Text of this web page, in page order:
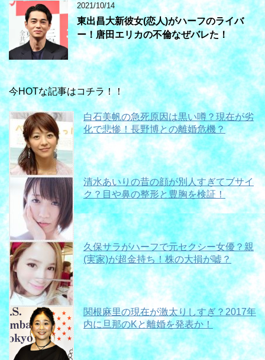
2021/10/14
東出昌大新彼女(恋人)がハーフのライバ
ー！唐田エリカの不倫なぜバレた！
今HOTな記事はコチラ！！
白石美帆の急死原因は黒い噂？現在が劣
化で悲惨！長野博との離婚危機？
清水あいりの昔の顔が別人すぎてブサイ
ク？目や鼻の整形と豊胸を検証！
久保サラがハーフで元セクシー女優？親
(実家)が超金持ち！株の大損が嘘？
関根麻里の現在が激太りしすぎ？2017年
内に旦那のKと離婚を発表か！